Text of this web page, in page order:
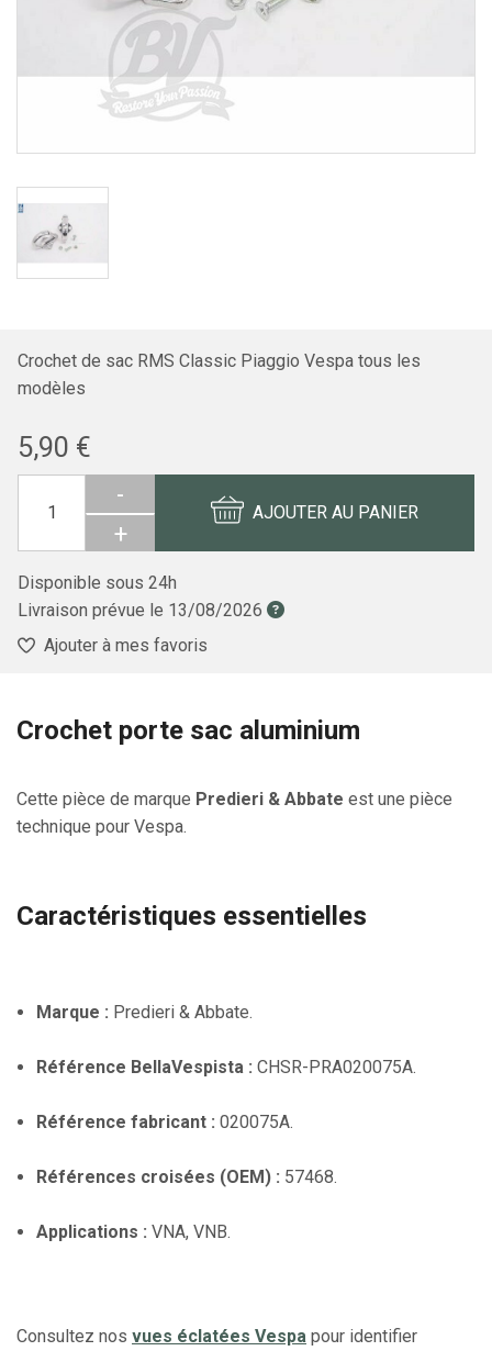
Crochet de sac RMS Classic Piaggio Vespa tous les
modèles
5,90 €
-
+
AJOUTER AU PANIER
Disponible sous 24h
Livraison prévue le 13/08/2026
Ajouter à mes favoris
Crochet porte sac aluminium
Cette pièce de marque Predieri & Abbate est une pièce
technique pour Vespa.
Caractéristiques essentielles
Marque : Predieri & Abbate.
Référence BellaVespista : CHSR-PRA020075A.
Référence fabricant : 020075A.
Références croisées (OEM) : 57468.
Applications : VNA, VNB.
Consultez nos vues éclatées Vespa pour identifier